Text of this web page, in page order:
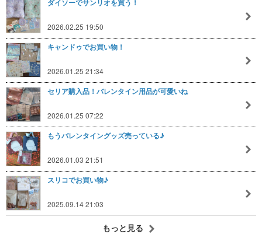
ダイソーでサンリオを買う！
2026.02.25 19:50
キャンドゥでお買い物！
2026.01.25 21:34
セリア購入品！バレンタイン用品が可愛いね
2026.01.25 07:22
もうバレンタイングッズ売っている♪
2026.01.03 21:51
スリコでお買い物♪
2025.09.14 21:03
もっと見る